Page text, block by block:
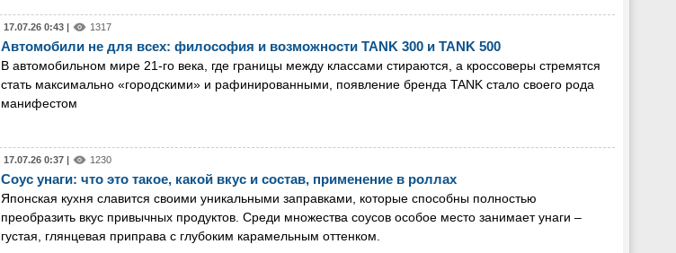
17.07.26 0:43 | 1317
Автомобили не для всех: философия и возможности TANK 300 и TANK 500
В автомобильном мире 21-го века, где границы между классами стираются, а кроссоверы стремятся
стать максимально «городскими» и рафинированными, появление бренда TANK стало своего рода
манифестом
17.07.26 0:37 | 1230
Соус унаги: что это такое, какой вкус и состав, применение в роллах
Японская кухня славится своими уникальными заправками, которые способны полностью
преобразить вкус привычных продуктов. Среди множества соусов особое место занимает унаги –
густая, глянцевая приправа с глубоким карамельным оттенком.